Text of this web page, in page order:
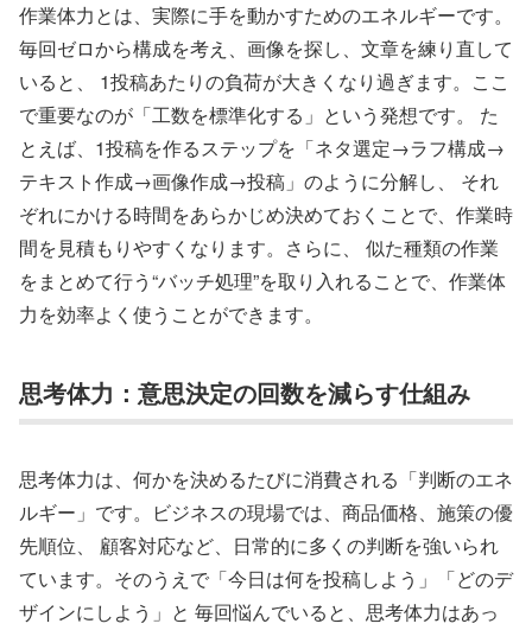
作業体力とは、実際に手を動かすためのエネルギーです。
毎回ゼロから構成を考え、画像を探し、文章を練り直して
いると、 1投稿あたりの負荷が大きくなり過ぎます。ここ
で重要なのが「工数を標準化する」という発想です。 た
とえば、1投稿を作るステップを「ネタ選定→ラフ構成→
テキスト作成→画像作成→投稿」のように分解し、 それ
ぞれにかける時間をあらかじめ決めておくことで、作業時
間を見積もりやすくなります。さらに、 似た種類の作業
をまとめて行う“バッチ処理”を取り入れることで、作業体
力を効率よく使うことができます。
思考体力：意思決定の回数を減らす仕組み
思考体力は、何かを決めるたびに消費される「判断のエネ
ルギー」です。ビジネスの現場では、商品価格、施策の優
先順位、 顧客対応など、日常的に多くの判断を強いられ
ています。そのうえで「今日は何を投稿しよう」「どのデ
ザインにしよう」と 毎回悩んでいると、思考体力はあっ